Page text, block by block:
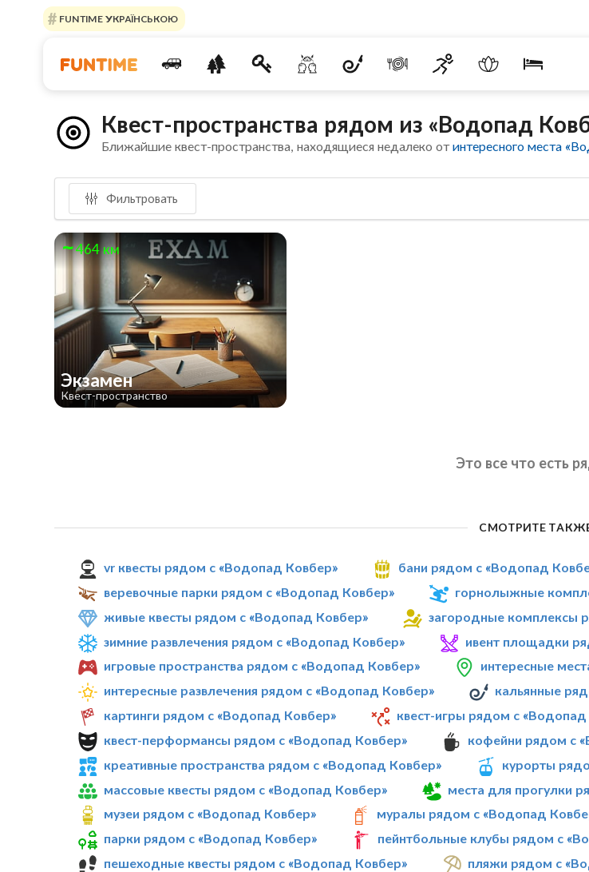
FUNTIME УКРАЇНСЬКОЮ
Квест-пространства рядом из «Водопад
Ближайшие квест-пространства, находящиеся недалеко отинтересного места
Фильтровать
464 км
Экзамен
Квест-пространство
Это все что есть
СМОТРИТЕ
vr квесты рядом с «Водопад Ковбер» бани рядом с «Водопад
веревочные парки рядом с «Водопад Ковбер»
горнолыжные
живые квесты рядом с «Водопад Ковбер»
загородные комплексы
зимние развлечения рядом с «Водопад Ковбер»
ивент площадки
игровые пространства рядом с «Водопад Ковбер»
интересные
интересные развлечения рядом с «Водопад Ковбер»
кальянные
картинги рядом с «Водопад Ковбер»
квест-игры рядом с
квест-перформансы рядом с «Водопад Ковбер»
кофейни рядом с
креативные пространства рядом с «Водопад Ковбер»
курорты
массовые квесты рядом с «Водопад Ковбер»
места для прогулки
музеи рядом с «Водопад Ковбер»
муралы рядом с «Водопад
парки рядом с «Водопад Ковбер»
пейнтбольные клубы рядом с
пешеходные квесты рядом с «Водопад Ковбер»
пляжи рядом с